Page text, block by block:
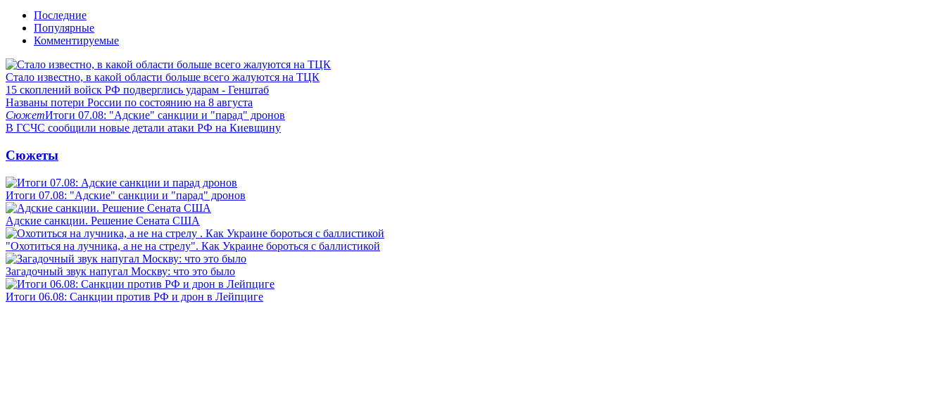
Последние
Популярные
Комментируемые
Стало известно, в какой области больше всего жалуются на ТЦК
15 скоплений войск РФ подверглись ударам - Генштаб
Названы потери России по состоянию на 8 августа
СюжетИтоги 07.08: "Адские" санкции и "парад" дронов
В ГСЧС сообщили новые детали атаки РФ на Киевщину
Сюжеты
Итоги 07.08: "Адские" санкции и "парад" дронов
Адские санкции. Решение Сената США
"Охотиться на лучника, а не на стрелу". Как Украине бороться с баллистикой
Загадочный звук напугал Москву: что это было
Итоги 06.08: Санкции против РФ и дрон в Лейпциге